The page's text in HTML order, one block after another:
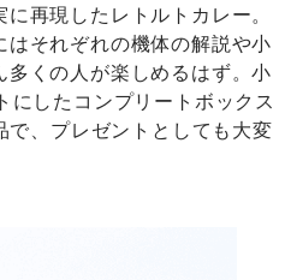
再現したレトルトカレー。
それぞれの機体の解説や小
くの人が楽しめるはず。小
したコンプリートボックス
、プレゼントとしても大変